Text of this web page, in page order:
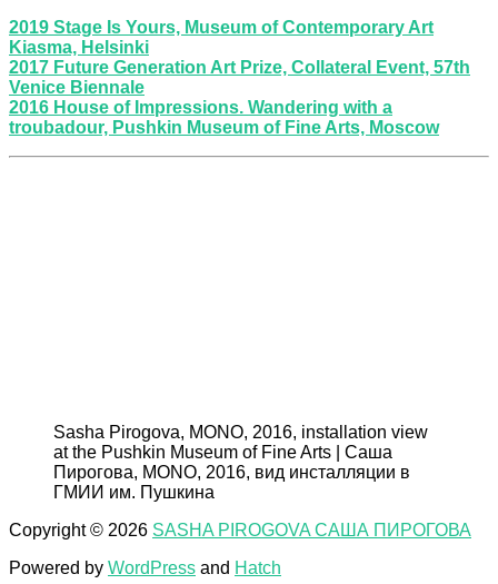
2019 Stage Is Yours, Museum of Contemporary Art
Kiasma, Helsinki
2017 Future Generation Art Prize, Collateral Event, 57th
Venice Biennale
2016 House of Impressions. Wandering with a
troubadour, Pushkin Museum of Fine Arts, Moscow
Sasha Pirogova, MONO, 2016, installation view
at the Pushkin Museum of Fine Arts | Саша
Пирогова, MONO, 2016, вид инсталляции в
ГМИИ им. Пушкина
Copyright © 2026 SASHA PIROGOVA САША ПИРОГОВА
Powered by WordPress and Hatch